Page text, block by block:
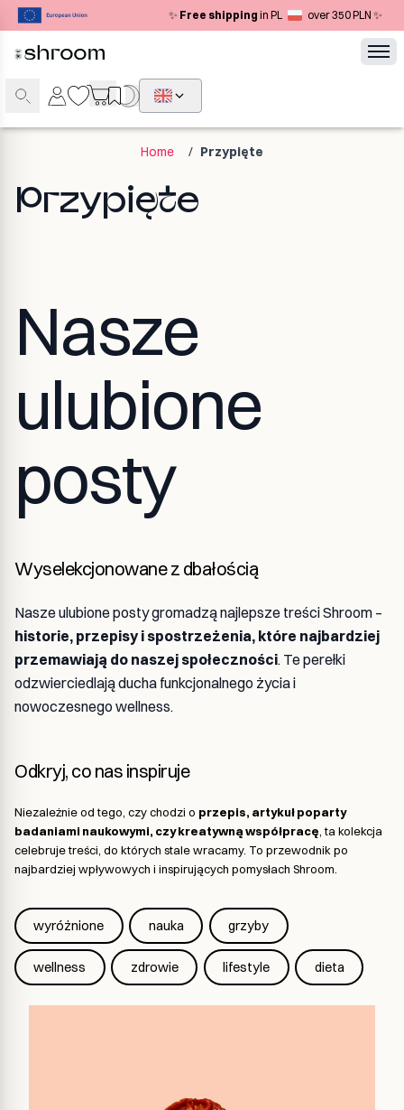
✨ Free shipping in PL over 350 PLN ✨
Home / Przypięte
Przypięte
Nasze
ulubione
posty
Wyselekcjonowane z dbałością
Nasze ulubione posty gromadzą najlepsze treści Shroom –
historie, przepisy i spostrzeżenia, które najbardziej
przemawiają do naszej społeczności. Te perełki
odzwierciedlają ducha funkcjonalnego życia i
nowoczesnego wellness.
Odkryj, co nas inspiruje
Niezależnie od tego, czy chodzi o przepis, artykuł poparty
badaniami naukowymi, czy kreatywną współpracę , ta kolekcja
celebruje treści, do których stale wracamy. To przewodnik po
najbardziej wpływowych i inspirujących pomysłach Shroom.
wyróżnione nauka grzyby
wellness zdrowie lifestyle dieta
Navigated to Przypięte